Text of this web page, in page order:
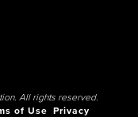
All rights reserved.
of Use
Privacy